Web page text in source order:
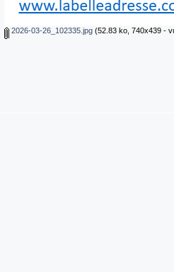
2026-03-26_102335.jpg (52.83 ko, 740x439 -